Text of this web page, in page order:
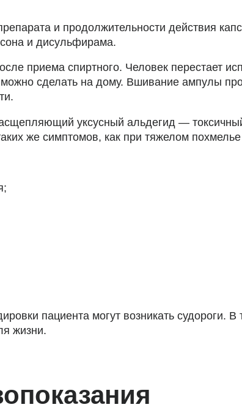
и продолжительности действия
и дисульфирама.
приема спиртного. Человек перестает
сделать на дому. Вшивание ампулы
уксусный альдегид —
же симптомов, как при тяжелом
пациента могут возникать судороги.
жизни.